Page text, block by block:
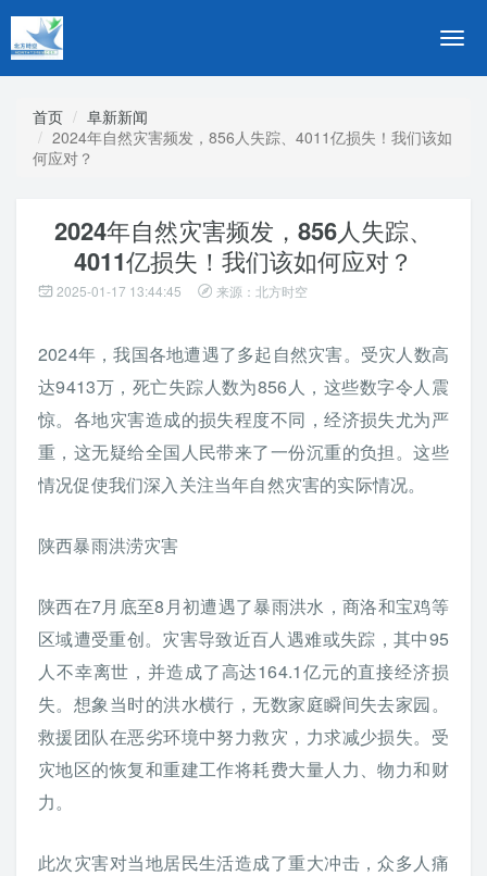
切
导
首页
阜新新闻
2024年自然灾害频发，856人失踪、4011亿损失！我们该如
何应对？
2024年自然灾害频发，856人失踪、
4011亿损失！我们该如何应对？
2025-01-17 13:44:45 来源：北方时空
2024年，我国各地遭遇了多起自然灾害。受灾人数高
达9413万，死亡失踪人数为856人，这些数字令人震
惊。各地灾害造成的损失程度不同，经济损失尤为严
重，这无疑给全国人民带来了一份沉重的负担。这些
情况促使我们深入关注当年自然灾害的实际情况。
陕西暴雨洪涝灾害
陕西在7月底至8月初遭遇了暴雨洪水，商洛和宝鸡等
区域遭受重创。灾害导致近百人遇难或失踪，其中95
人不幸离世，并造成了高达164.1亿元的直接经济损
失。想象当时的洪水横行，无数家庭瞬间失去家园。
救援团队在恶劣环境中努力救灾，力求减少损失。受
灾地区的恢复和重建工作将耗费大量人力、物力和财
力。
此次灾害对当地居民生活造成了重大冲击，众多人痛